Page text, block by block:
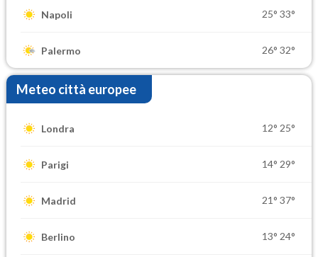
Napoli 25° 33°
Palermo 26° 32°
Meteo città europee
Londra 12° 25°
Parigi 14° 29°
Madrid 21° 37°
Berlino 13° 24°